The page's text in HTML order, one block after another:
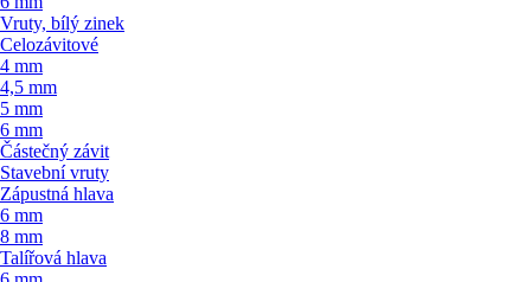
Vruty, bílý zinek
Celozávitové
4 mm
4,5 mm
5 mm
6 mm
Částečný závit
Stavební vruty
Zápustná hlava
6 mm
8 mm
Talířová hlava